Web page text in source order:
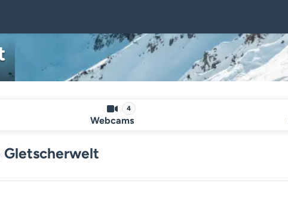
4
Webcams
Gletscherwelt